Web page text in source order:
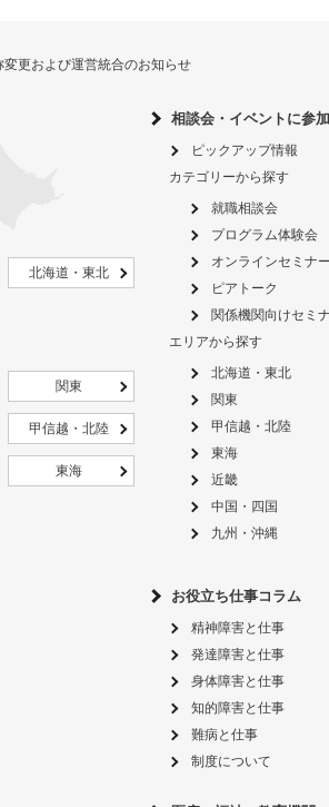
更および運営統合のお知らせ
北海道・東北
関東
甲信越・北陸
東海
相談会・イベントに参
ピックアップ情報
カテゴリーから探す
就職相談会
プログラム体験会
オンラインセミナー
ピアトーク
関係機関向けセミ
エリアから探す
北海道・東北
関東
甲信越・北陸
東海
近畿
中国・四国
九州・沖縄
お役立ち仕事コラム
精神障害と仕事
発達障害と仕事
身体障害と仕事
知的障害と仕事
難病と仕事
制度について